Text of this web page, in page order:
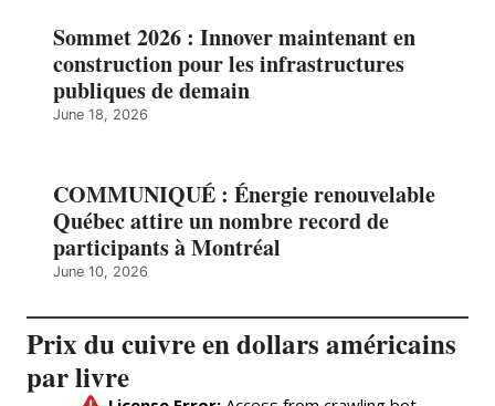
Sommet 2026 : Innover maintenant en
construction pour les infrastructures
publiques de demain
June 18, 2026
COMMUNIQUÉ : Énergie renouvelable
Québec attire un nombre record de
participants à Montréal
June 10, 2026
Prix du cuivre en dollars américains
par livre